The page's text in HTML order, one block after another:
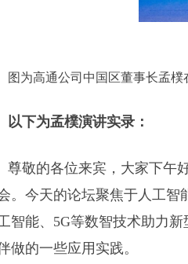
图为高通公司中国区董事长孟
以下为孟樸演讲实录：
尊敬的各位来宾，大家下午
。今天的论坛聚焦于人工智
智能、5G等数智技术助力
做的一些应用实践。